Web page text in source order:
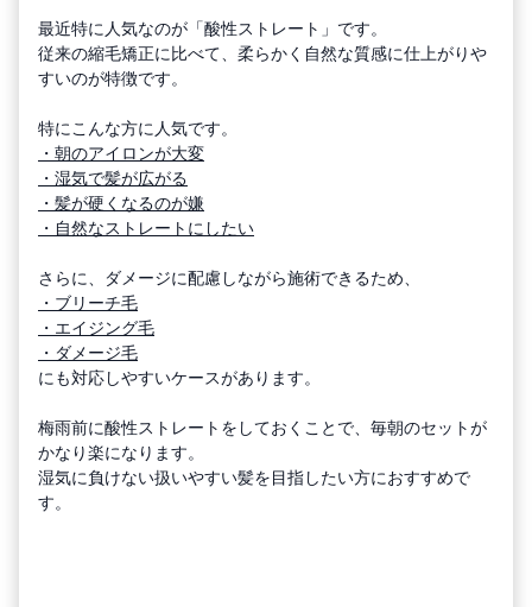
最近特に人気なのが「酸性ストレート」です。
従来の縮毛矯正に比べて、柔らかく自然な質感に仕上がりや
すいのが特徴です。
特にこんな方に人気です。
・朝のアイロンが大変
・湿気で髪が広がる
・髪が硬くなるのが嫌
・自然なストレートにしたい
さらに、ダメージに配慮しながら施術できるため、
・ブリーチ毛
・エイジング毛
・ダメージ毛
にも対応しやすいケースがあります。
梅雨前に酸性ストレートをしておくことで、毎朝のセットが
かなり楽になります。
湿気に負けない扱いやすい髪を目指したい方におすすめで
す。